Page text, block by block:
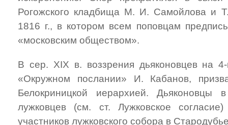
Рогожского кладбища М. И. Самойлова и
1816 г., в котором всем поповцам
«московским обществом».
В сер. ХIХ в. воззрения дьяконовцев на
«Окружном послании» И. Кабанов,
Белокриницкой иерархией. Дьяконовцы
лужковцев (см. ст. Лужковское
участников лужковского собора в